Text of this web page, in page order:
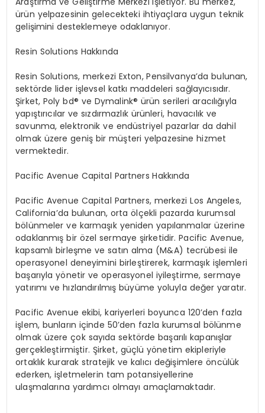
ürün yelpazesinin gelecekteki ihtiyaçlara uygun teknik
gelişimini desteklemeye odaklanıyor.
Resin Solutions Hakkında
Resin Solutions, merkezi Exton, Pensilvanya’da bulunan,
sektörde lider işlevsel katkı maddeleri sağlayıcısıdır.
Şirket, Poly bd® ve Dymalink® ürün serileri aracılığıyla
yapıştırıcılar ve sızdırmazlık ürünleri, havacılık ve
savunma, elektronik ve endüstriyel pazarlar da dahil
olmak üzere geniş bir müşteri yelpazesine hizmet
vermektedir.
Pacific Avenue Capital Partners Hakkında
Pacific Avenue Capital Partners, merkezi Los Angeles,
California’da bulunan, ortaölçekli pazarda kurumsal
bölünmeler ve karmaşık yeniden yapılanmalar üzerine
odaklanmış bir özel sermaye şirketidir. Pacific Avenue,
kapsamlı birleşme ve satın alma (M&A) tecrübesi ile
operasyonel deneyimini birleştirerek, karmaşık işlemleri
başarıyla yönetir ve operasyonel iyileştirme, sermaye
yatırımıve hızlandırılmış büyüme yoluyla değer yaratır.
Pacific Avenue ekibi, kariyerleri boyunca 120’den fazla
işlem, bunların içinde 50’den fazla kurumsal bölünme
olmak üzere çok sayıda sektörde başarılı kapanışlar
gerçekleştirmiştir. Şirket, güçlü yönetim ekipleriyle
ortaklık kurarak stratejik ve kalıcı değişimlereöncülük
ederken, işletmelerin tam potansiyellerine
ulaşmalarına yardımcı olmayı amaçlamaktadır.